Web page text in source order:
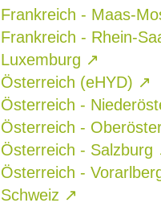
Frankreich - Maas-
Frankreich - Rhein-
Luxemburg ↗
Österreich (eHYD) ↗
Österreich -
Österreich -
Österreich - Salzburg
Österreich -
Schweiz ↗